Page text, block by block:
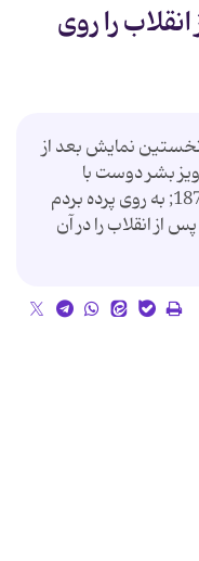
را روی
نخستین نمایش بعد از
بشر دوست با
عنوان &#171;افسانه ماشالاخان&#187; به روی پرده بردم
از انقلاب را در آن